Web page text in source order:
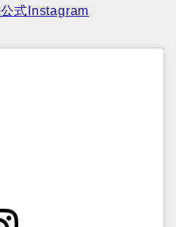
式Instagram